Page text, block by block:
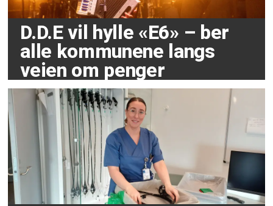
D.D.E vil hylle «E6» – ber
alle kommunene langs
veien om penger